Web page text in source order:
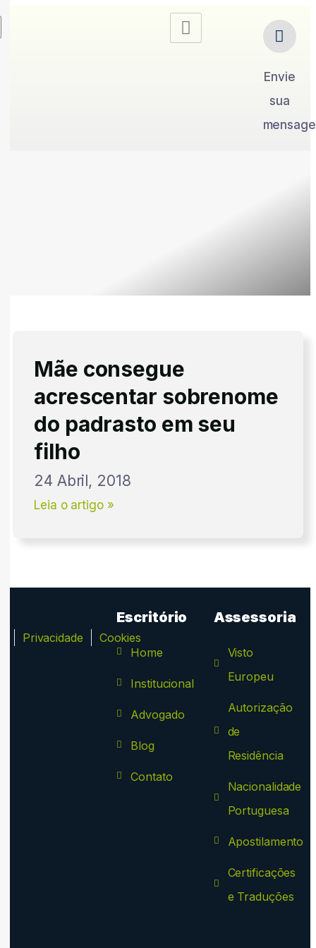
Envie
sua
Mãe consegue
acrescentar sobrenome
do padrasto em seu
filho
24 Abril, 2018
Leia o artigo »
Privacidade Cookies
Escritório
Home
Institucional
Advogado
Blog
Contato
Assessoria
Visto
Europeu
Autorização
de
Residência
Nacionalidade
Portuguesa
Apostilamento
Certificações
e Traduções